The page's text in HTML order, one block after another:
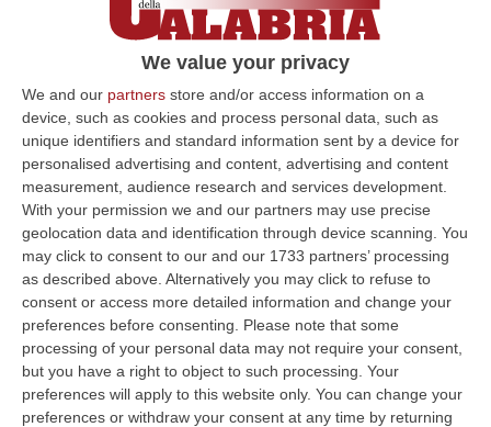
We value your privacy
We and our partners store and/or access information on a
device, such as cookies and process personal data, such as
unique identifiers and standard information sent by a device for
personalised advertising and content, advertising and content
measurement, audience research and services development.
With your permission we and our partners may use precise
geolocation data and identification through device scanning. You
may click to consent to our and our 1733 partners’ processing
as described above. Alternatively you may click to refuse to
consent or access more detailed information and change your
preferences before consenting.
Please note that some
processing of your personal data may not require your consent,
but you have a right to object to such processing. Your
preferences will apply to this website only. You can change your
preferences or withdraw your consent at any time by returning
Nel 2023 in Calabria un reato ambientale
ogni 3 ore. «Serve una strategia
regionale»
All’università di Catanzaro la presentazione
del rapporto Ecomafia di Legambiente.
Fontana: «Qui delitti cresciuti il doppio della
media italiana»
Pubblicato il: 14/11/24 – 12:55